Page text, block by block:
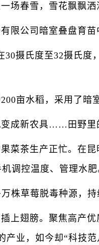
春雪，雪花飘飘洒
公司暗室叠盘育苗
摄氏度至32摄氏度
亩水稻，采用了暗室
新农具……田野里的
茶生产正忙。在昆
调控温度、管理水肥
草莓脱毒种源，持
翅膀。聚焦高产优
业，如今却“科技范